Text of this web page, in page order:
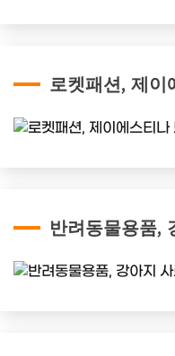
로켓패션, 제이
반려동물용품,